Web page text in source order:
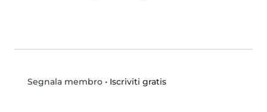
Segnala membro• Iscriviti gratis